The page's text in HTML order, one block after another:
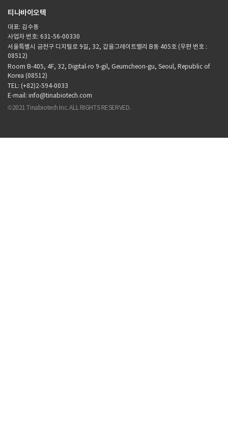
티나바이오텍
대표: 김수동
사업자 번호: 631-56-00330
서울특별시 금천구 디지털로 9길, 32, 갑을그레이트밸리 B동 405호 (우편 번호 :
08512)
Room B-405, 4F, 32, Digital-ro 9-gil, Geumcheon-gu, Seoul, Republic of
Korea (08512)
TEL: (+82)2-594-0033
E-mail: info@tinabiotech.com
©2021 Tinabiotech Inc. ALL RIGHTS RESERVED.